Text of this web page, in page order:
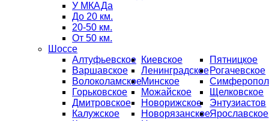
У МКАДа
До 20 км.
20-50 км.
От 50 км.
Шоссе
Алтуфьевское
Варшавское
Волоколамское
Горьковское
Дмитровское
Калужское
Киевское
Ленинградское
Минское
Можайское
Новорижское
Новорязанское
Пятницкое
Рогачевское
Щелковское
Энтузиастов
Ярославское